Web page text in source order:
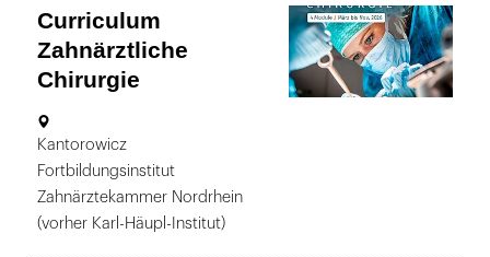
Curriculum
Zahnärztliche
Chirurgie
20.03.
bis
-
14.11.2026
14:00
Ort:
Kantorowicz
Fortbildungsinstitut
Zahnärztekammer Nordrhein
(vorher Karl-Häupl-Institut)